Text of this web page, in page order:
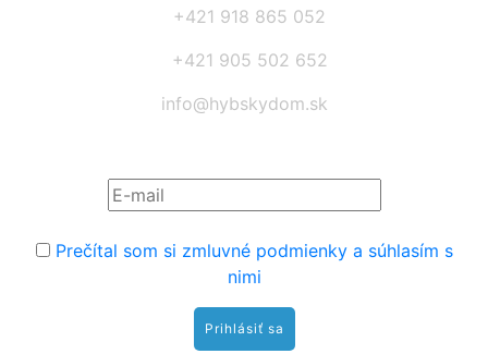
+421 918 865 052
+421 905 502 652
info@hybskydom.sk
Prečítal som si zmluvné podmienky a súhlasím s
nimi